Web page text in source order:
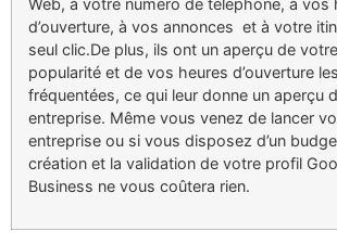
Web, à votre numéro de téléphone, à vos
d’ouverture, à vos annonces et à votre
seul clic.De plus, ils ont un aperçu de
popularité et de vos heures d’ouverture
fréquentées, ce qui leur donne un aperçu
entreprise. Même vous venez de lancer
entreprise ou si vous disposez d’un
création et la validation de votre profil
Business ne vous coûtera rien.